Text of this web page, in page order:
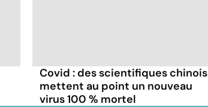
Covid : des scientifiques chinois
mettent au point un nouveau
virus 100 % mortel